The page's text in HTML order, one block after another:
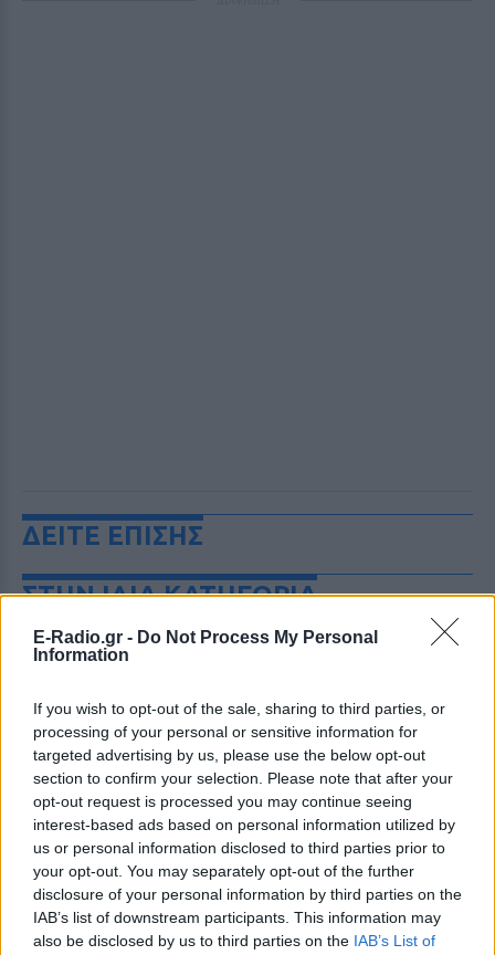
E-Radio.gr - Do Not Process My Personal
Information
If you wish to opt-out of the sale, sharing to third parties, or
processing of your personal or sensitive information for
targeted advertising by us, please use the below opt-out
section to confirm your selection. Please note that after your
opt-out request is processed you may continue seeing
interest-based ads based on personal information utilized by
us or personal information disclosed to third parties prior to
your opt-out. You may separately opt-out of the further
disclosure of your personal information by third parties on the
IAB’s list of downstream participants. This information may
also be disclosed by us to third parties on the IAB’s List of
ΔΕΙΤΕ ΕΠΙΣΗΣ
ΣΤΗΝ ΙΔΙΑ ΚΑΤΗΓΟΡΙΑ
Ουκρανία: Βίντεο σοκ με
«busification»
ΧΤΕΣ
Βίντεο που φέρεται να δείχνει βίαιη
μεταφορά άνδρα για στρατιωτική
επιστράτευση στην Ουκρανία
επαναφέρει τη συζήτηση για το λεγόμενο
«busification».
Ουκρανία: Βίντεο σοκ με
19χρονο να οδηγείται με τη βία
για επιστράτευση ‑ Τι είναι το
«busification»